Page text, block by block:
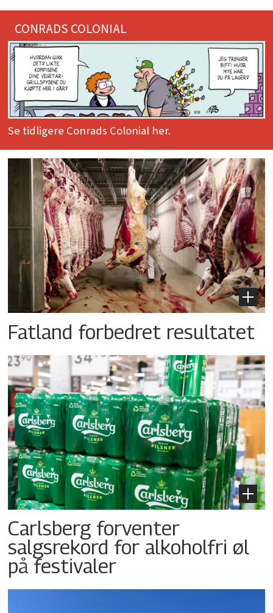
CONRADS COLONIAL
Se tidligere Conrads Colonial her.
Fatland forbedret resultatet
Carlsberg forventer
salgsrekord for alkoholfri øl
på festivaler